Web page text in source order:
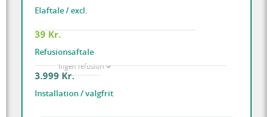
Elaftale / excl.
39 Kr.
Refusionsaftale
Ingen refusion
3.999 Kr.
Installation / valgfrit